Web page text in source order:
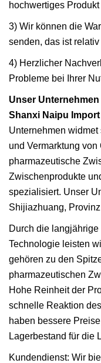
hochwertiges
3) Wir können die
senden, das ist
4) Herzlicher
Probleme bei Ihrer
Unser Unternehmen
Shanxi Naipu
Unternehmen
und Vermarktung
pharmazeutische
Zwischenprodukte
spezialisiert. Unser
Shijiazhuang,
Durch die
Technologie leisten
gehören zu den
pharmazeutischen
Hohe Reinheit der
schnelle Reaktion
haben bessere
Lagerbestand für die
Kundendienst: Wir